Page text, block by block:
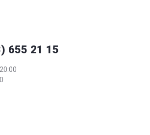
655 21 15